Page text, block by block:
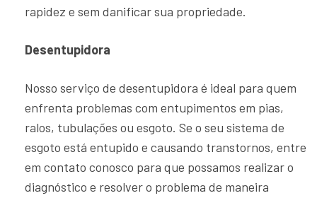
rapidez e sem danificar sua propriedade.
Desentupidora
Nosso serviço de desentupidora é ideal para quem
enfrenta problemas com entupimentos em pias,
ralos, tubulações ou esgoto. Se o seu sistema de
esgoto está entupido e causando transtornos, entre
em contato conosco para que possamos realizar o
diagnóstico e resolver o problema de maneira